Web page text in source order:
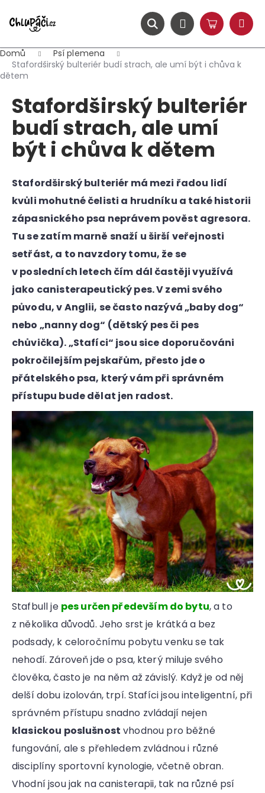
obsah
HledatPřihlášení
Nákupní
košík
Menu
Domů
Psí plemena
Stafordširský bulteriér budí strach, ale umí být i chůva k
dětem
Stafordširský bulteriér
budí strach, ale umí
být i chůva k dětem
Stafordširský bulteriér má mezi řadou lidí
kvůli mohutné čelisti a hrudníku a také historii
zápasnického psa neprávem pověst agresora.
Tu se zatím marně snaží u širší veřejnosti
setřást, a to navzdory tomu, že se
v posledních letech čím dál častěji využívá
jako canisterapeutický pes. V zemi svého
původu, v Anglii, se často nazývá „baby dog“
nebo „nanny dog“ (dětský pes či pes
chůvička). „Stafíci“ jsou sice doporučováni
pokročilejším pejskařům, přesto jde o
přátelského psa, který vám při správném
přístupu bude dělat jen radost.
Stafbull je pes určen především do bytu, a to
z několika důvodů. Jeho srst je krátká a bez
podsady, k celoročnímu pobytu venku se tak
nehodí. Zároveň jde o psa, který miluje svého
člověka, často je na něm až závislý. Když je od něj
delší dobu izolován, trpí. Stafíci jsou inteligentní, při
správném přístupu snadno zvládají nejen
klasickou poslušnost vhodnou pro běžné
fungování, ale s přehledem zvládnou i různé
disciplíny sportovní kynologie, včetně obran.
Vhodní jsou jak na canisterapii, tak na různé psí
í
k
ZPĚT
ZPĚT
C
o
p
o
t
ř
e
u
j
e
t
e
n
a
j
í
t
?
HLEDAT
D
o
p
o
r
u
č
u
j
m
e